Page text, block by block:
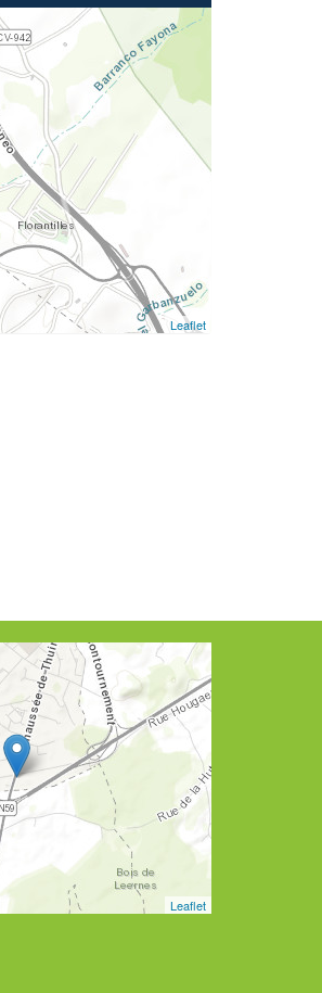
Leaflet
Leaflet